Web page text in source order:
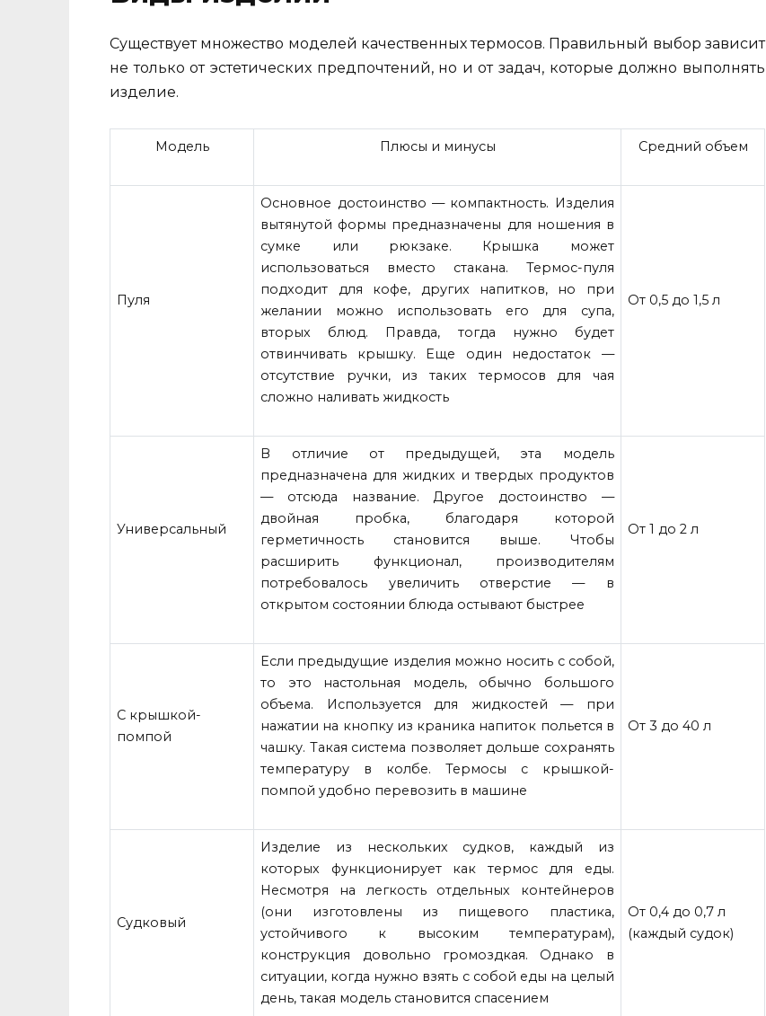
Существует множество моделей качественных термосов. Правильный выбор зависит
не только от эстетических предпочтений, но и от задач, которые должно выполнять
изделие.
Модель Плюсы и минусы Средний объем
Пуля
Основное достоинство — компактность. Изделия
вытянутой формы предназначены для ношения в
сумке или рюкзаке. Крышка может
использоваться вместо стакана. Термос-пуля
подходит для кофе, других напитков, но при
желании можно использовать его для супа,
вторых блюд. Правда, тогда нужно будет
отвинчивать крышку. Еще один недостаток —
отсутствие ручки, из таких термосов для чая
сложно наливать жидкость
От 0,5 до 1,5 л
Универсальный
В отличие от предыдущей, эта модель
предназначена для жидких и твердых продуктов
— отсюда название. Другое достоинство —
двойная пробка, благодаря которой
герметичность становится выше. Чтобы
расширить функционал, производителям
потребовалось увеличить отверстие — в
открытом состоянии блюда остывают быстрее
От 1 до 2 л
С крышкой-
помпой
Если предыдущие изделия можно носить с собой,
то это настольная модель, обычно большого
объема. Используется для жидкостей — при
нажатии на кнопку из краника напиток польется в
чашку. Такая система позволяет дольше сохранять
температуру в колбе. Термосы с крышкой-
помпой удобно перевозить в машине
От 3 до 40 л
Судковый
Изделие из нескольких судков, каждый из
которых функционирует как термос для еды.
Несмотря на легкость отдельных контейнеров
(они изготовлены из пищевого пластика,
устойчивого к высоким температурам),
конструкция довольно громоздкая. Однако в
ситуации, когда нужно взять с собой еды на целый
день, такая модель становится спасением
От 0,4 до 0,7 л
(каждый судок)